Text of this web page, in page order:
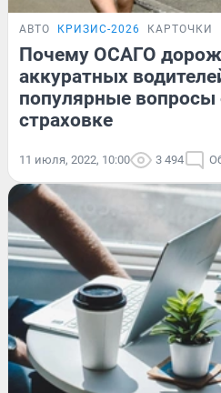
АВТО КРИЗИС-2026 КАРТОЧКИ
Почему ОСАГО
аккуратных
популярные вопросы
страховке
11 июля, 2022, 10:00 3 494